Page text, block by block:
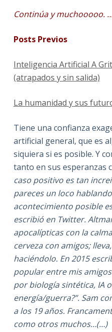
Continúa y muchooooo.
Posts Previos
Inteligencia Artificial A
(atrapados y sin salida)
La humanidad y sus
Tiene una confianza
artificial general, que es
siquiera si es posible. Y
tanto en sus esperanzas
caso positivo es tan
pareces un loco
acontecimiento posible
escribió en Twitter.
apocalípticas con la
cerveza con amigos;
haciéndolo. En 2015
popular entre mis
por biología sintética, IA
energía/guerra?”. Sam
a los 19 años.
como otros muchos…(…)